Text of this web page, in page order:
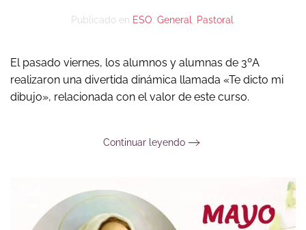
Publicado en ESO General Pastoral
El pasado viernes, los alumnos y alumnas de 3ºA
realizaron una divertida dinámica llamada «Te dicto mi
dibujo», relacionada con el valor de este curso.
Continuar leyendo